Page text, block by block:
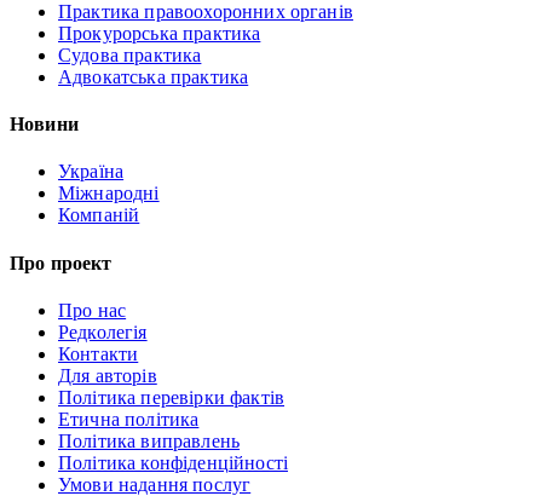
Практика правоохоронних органів
Прокурорська практика
Судова практика
Адвокатська практика
Новини
Україна
Міжнародні
Компаній
Про проект
Про нас
Редколегія
Контакти
Для авторів
Політика перевірки фактів
Етична політика
Політика виправлень
Політика конфіденційності
Умови надання послуг